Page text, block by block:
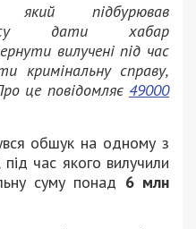
який підбурював
дати хабар
вилучені під час
кримінальну справу,
це повідомляє 49000
обшук на одному з
час якого вилучили
суму понад 6 млн